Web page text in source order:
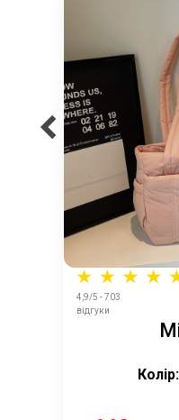
Колір:
4,9/5 - 703
відгуки